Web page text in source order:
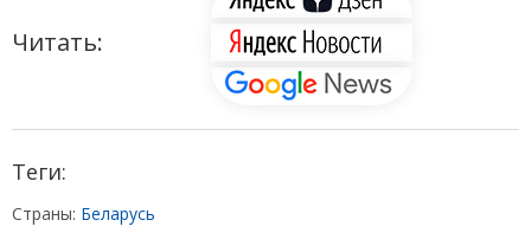
Читать:
Теги:
Страны: Беларусь